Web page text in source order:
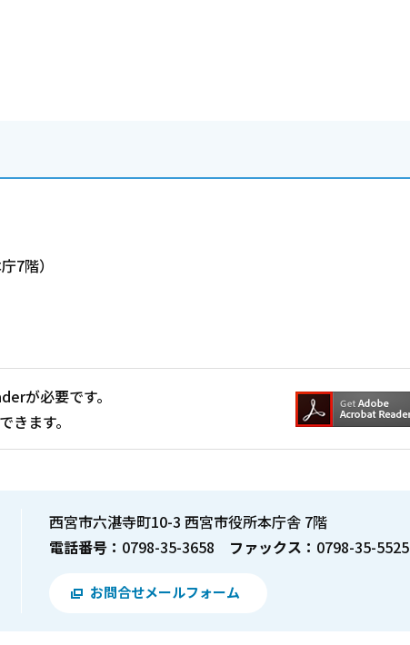
7階）
が必要です。
ます。
西宮市六湛寺町10-3 西宮市役所本庁舎 7階
電話番号： 0798-35-3658 ファックス： 0798-35-5525
お問合せメールフォーム